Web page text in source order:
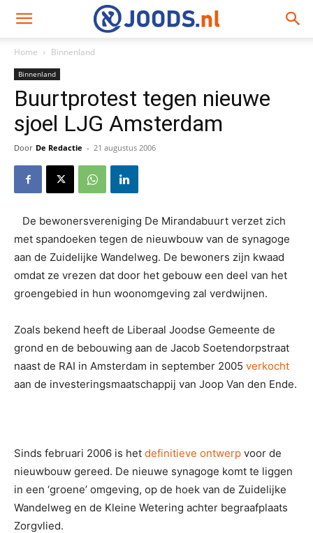
Home Binnenland
Binnenland
Buurtprotest tegen nieuwe
sjoel LJG Amsterdam
Door De Redactie - 21 augustus 2006
De bewonersvereniging De Mirandabuurt verzet zich
met spandoeken tegen de nieuwbouw van de synagoge
aan de Zuidelijke Wandelweg. De bewoners zijn kwaad
omdat ze vrezen dat door het gebouw een deel van het
groengebied in hun woonomgeving zal verdwijnen.
Zoals bekend heeft de Liberaal Joodse Gemeente de
grond en de bebouwing aan de Jacob Soetendorpstraat
naast de RAI in Amsterdam in september 2005 verkocht
aan de investeringsmaatschappij van Joop Van den Ende.
Sinds februari 2006 is het definitieve ontwerp voor de
nieuwbouw gereed. De nieuwe synagoge komt te liggen
in een ‘groene’ omgeving, op de hoek van de Zuidelijke
Wandelweg en de Kleine Wetering achter begraafplaats
Zorgvlied.